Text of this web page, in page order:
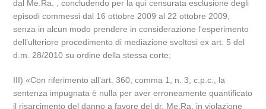
dal Me.Ra. , concludendo per la qui censurata esclusione degli
episodi commessi dal 16 ottobre 2009 al 22 ottobre 2009,
senza in alcun modo prendere in considerazione l’esperimento
dell’ulteriore procedimento di mediazione svoltosi ex art. 5 del
d.m. 28/2010 su ordine della stessa corte;
III) «Con riferimento all’art. 360, comma 1, n. 3, c.p.c., la
sentenza impugnata è nulla per aver erroneamente quantificato
il risarcimento del danno a favore del dr. Me.Ra. in violazione